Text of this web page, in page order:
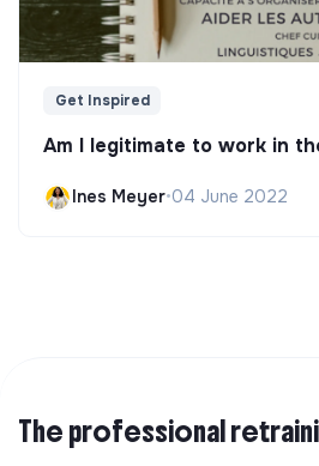
Get Inspired
Am I legitimate to work in
Ines Meyer•04 June 2022
The professional